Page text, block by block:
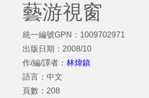
藝游視窗
統一編號GPN：1009702971
出版日期：2008/10
作/編/譯者： 林煒鎮
語言：中文
頁數：208